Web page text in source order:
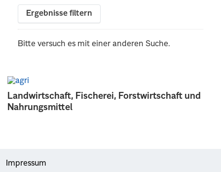
Landwirtschaft, Fischerei, Forstwirtschaft und
Nahrungsmittel
Ergebnisse filtern
Bitte versuch es mit einer anderen Suche.
Impressum